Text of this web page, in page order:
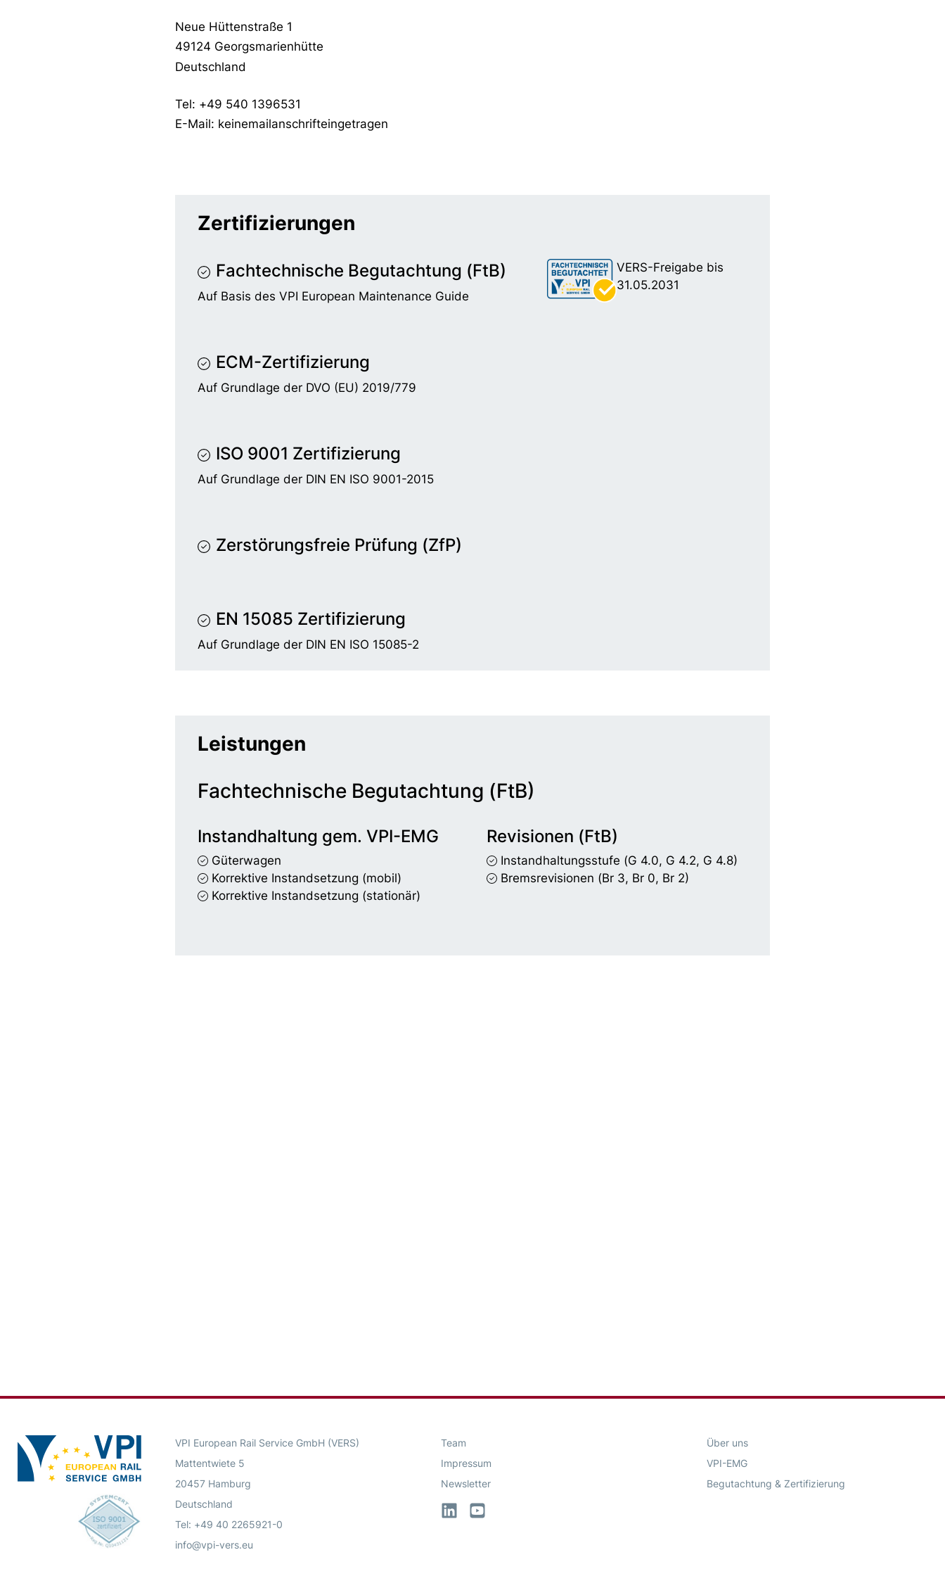
Neue Hüttenstraße 1
49124 Georgsmarienhütte
Deutschland
Tel: +49 540 1396531
E-Mail: keinemailanschrifteingetragen
Zertifizierungen
Fachtechnische Begutachtung (FtB)
Auf Basis des VPI European Maintenance Guide
VERS-Freigabe bis
31.05.2031
ECM-Zertifizierung
Auf Grundlage der DVO (EU) 2019/779
ISO 9001 Zertifizierung
Auf Grundlage der DIN EN ISO 9001-2015
Zerstörungsfreie Prüfung (ZfP)
EN 15085 Zertifizierung
Auf Grundlage der DIN EN ISO 15085-2
Leistungen
Fachtechnische Begutachtung (FtB)
Instandhaltung gem. VPI-EMG
Güterwagen
Korrektive Instandsetzung (mobil)
Korrektive Instandsetzung (stationär)
Revisionen (FtB)
Instandhaltungsstufe (G 4.0, G 4.2, G 4.8)
Bremsrevisionen (Br 3, Br 0, Br 2)
VPI European Rail Service GmbH (VERS)
Mattentwiete 5
20457 Hamburg
Deutschland
Tel: +49 40 2265921-0
info@vpi-vers.eu
Team
Impressum
Newsletter
LinkedInYouTube
Über uns
VPI-EMG
Begutachtung & Zertifizierung